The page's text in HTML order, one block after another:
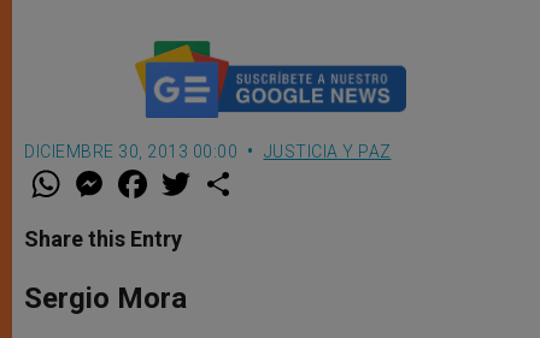
DICIEMBRE 30, 2013 00:00 JUSTICIA Y PAZ
W
t
s
p
p
M
e
s
e
g
e
F
a
e
b
o
k
w
Share this Entry
Sergio Mora